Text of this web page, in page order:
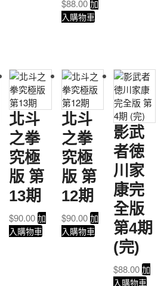
$88.00 加
入購物車
北斗
之拳
究極
版 第
13期
$90.00 加
入購物車
北斗
之拳
究極
版 第
12期
$90.00 加
入購物車
影武
者徳
川家
康完
全版
第4期
(完)
$88.00 加
入購物車